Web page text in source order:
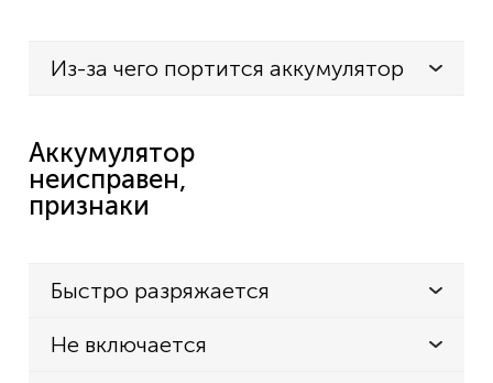
Из-за чего портится аккумулятор
Аккумулятор
неисправен,
признаки
Быстро разряжается
Не включается